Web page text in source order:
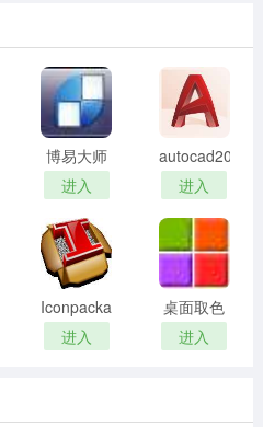
博易大师
资管版
进入
autocad2002
迷你版
进入
Iconpackager
中文补丁
进入
桌面取色
工具
colorpix
进入